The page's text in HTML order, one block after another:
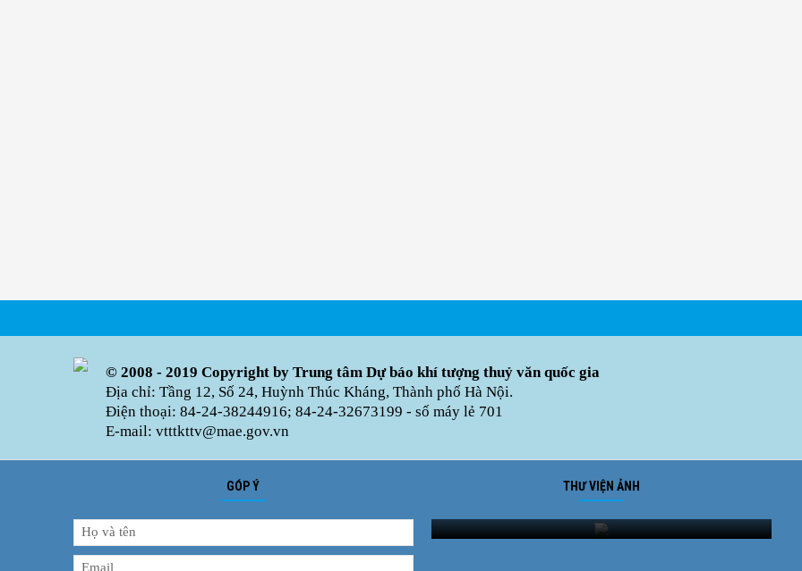
© 2008 - 2019 Copyright by Trung tâm Dự báo khí tượng thuỷ văn quốc gia
Địa chỉ: Tầng 12, Số 24, Huỳnh Thúc Kháng, Thành phố Hà Nội.
Điện thoại: 84-24-38244916; 84-24-32673199 - số máy lẻ 701
E-mail: vtttkttv@mae.gov.vn
GÓP Ý THƯ VIỆN ẢNH